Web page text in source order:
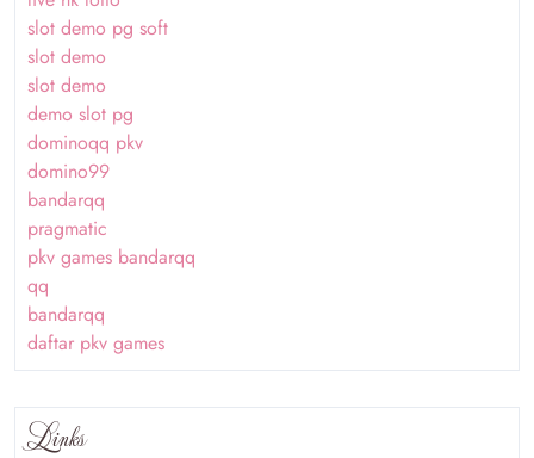
slot demo pg soft
slot demo
slot demo
demo slot pg
dominoqq pkv
domino99
bandarqq
pragmatic
pkv games bandarqq
qq
bandarqq
daftar pkv games
Links